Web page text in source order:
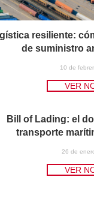
resiliente:
de suministro
10 de
VER
Bill of Lading: el
transporte
26 de
VER